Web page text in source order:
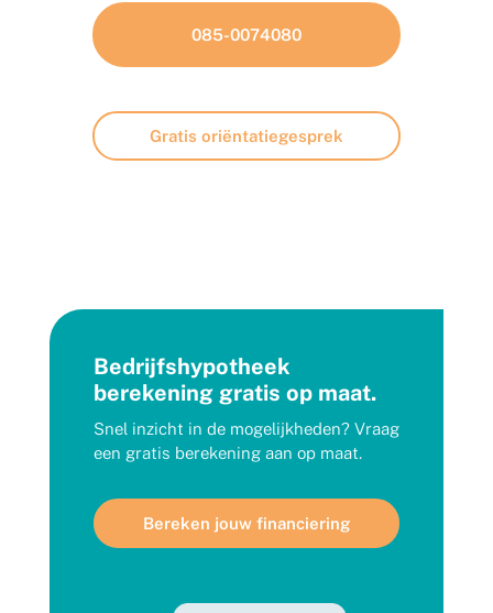
085-0074080
Gratis oriëntatiegesprek
Bedrijfshypotheek
berekening gratis op maat.
Snel inzicht in de mogelijkheden? Vraag
een gratis berekening aan op maat.
Bereken jouw financiering